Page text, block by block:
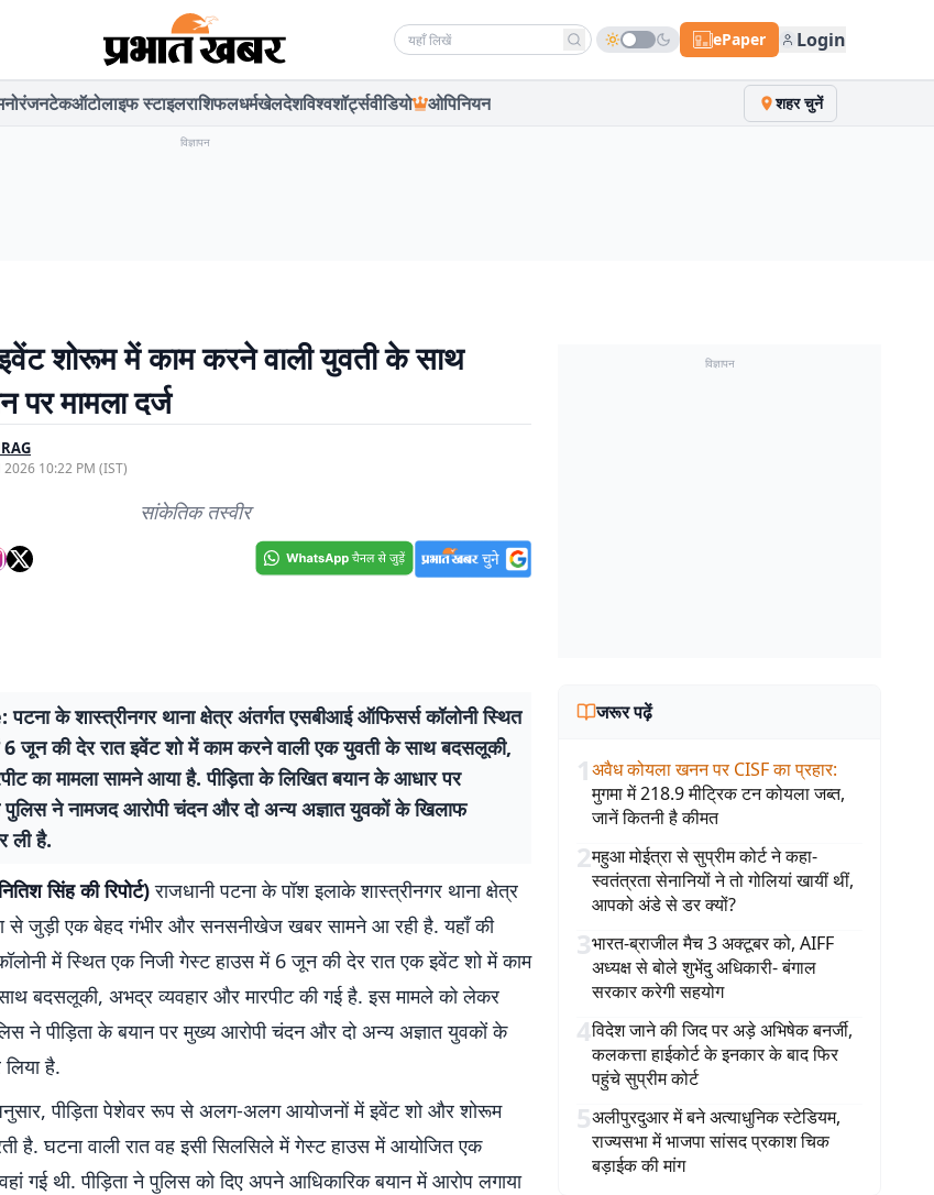
Search news ePaper Login
टेकऑटोलाइफ स्टाइलराशिफलधर्मखेलदेशविश्वशॉर्ट्सवीडियो ओपिनियन शहर चुनें
विज्ञापन
शोरूम में काम करने वाली युवती के साथ
पर मामला दर्ज
2026 10:22 PM (IST)
सांकेतिक तस्वीर
के शास्त्रीनगर थाना क्षेत्र अंतर्गत एसबीआई ऑफिसर्स कॉलोनी स्थित
जून की देर रात इवेंट शो में काम करने वाली एक युवती के साथ बदसलूकी,
का मामला सामने आया है. पीड़िता के लिखित बयान के आधार पर
पुलिस ने नामजद आरोपी चंदन और दो अन्य अज्ञात युवकों के खिलाफ
ली है.
सिंह की रिपोर्ट)राजधानी पटना के पॉश इलाके शास्त्रीनगर थाना क्षेत्र
से जुड़ी एक बेहद गंभीर और सनसनीखेज खबर सामने आ रही है. यहाँ की
में स्थित एक निजी गेस्ट हाउस में 6 जून की देर रात एक इवेंट शो में काम
बदसलूकी, अभद्र व्यवहार और मारपीट की गई है. इस मामले को लेकर
ने पीड़िता के बयान पर मुख्य आरोपी चंदन और दो अन्य अज्ञात युवकों के
है.
पीड़िता पेशेवर रूप से अलग-अलग आयोजनों में इवेंट शो और शोरूम
है. घटना वाली रात वह इसी सिलसिले में गेस्ट हाउस में आयोजित एक
गई थी. पीड़िता ने पुलिस को दिए अपने आधिकारिक बयान में आरोप लगाया
विज्ञापन
जरूर पढ़ें
1अवैध कोयला खनन पर CISF का प्रहार:
मुगमा में 218.9 मीट्रिक टन कोयला जब्त,
जानें कितनी है कीमत
2महुआ मोईत्रा से सुप्रीम कोर्ट ने कहा-
स्वतंत्रता सेनानियों ने तो गोलियां खायीं थीं,
आपको अंडे से डर क्यों?
3भारत-ब्राजील मैच 3 अक्टूबर को, AIFF
अध्यक्ष से बोले शुभेंदु अधिकारी- बंगाल
सरकार करेगी सहयोग
4विदेश जाने की जिद पर अड़े अभिषेक बनर्जी,
कलकत्ता हाईकोर्ट के इनकार के बाद फिर
पहुंचे सुप्रीम कोर्ट
5अलीपुरदुआर में बने अत्याधुनिक स्टेडियम,
राज्यसभा में भाजपा सांसद प्रकाश चिक
बड़ाईक की मांग